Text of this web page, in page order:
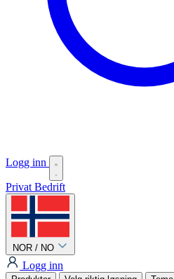
Logg inn
Privat Bedrift
NOR / NO
Logg inn